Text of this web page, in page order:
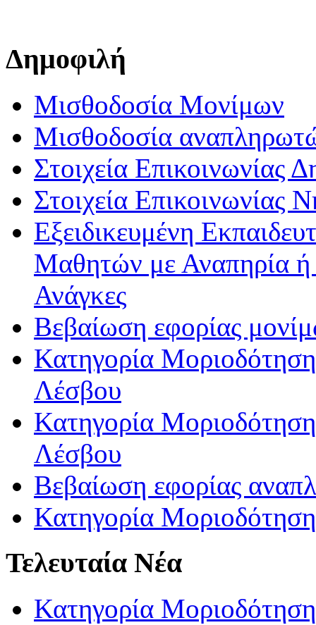
Δημοφιλή
Μισθοδοσία Μονίμων
Μισθοδοσία
Στοιχεία Επικοινωνίας
Στοιχεία Επικοινωνίας
Εξειδικευμένη
Μαθητών με Αναπηρία ή /
Ανάγκες
Βεβαίωση εφορίας
Κατηγορία
Λέσβου
Κατηγορία
Λέσβου
Βεβαίωση εφορίας
Κατηγορία
Τελευταία Νέα
Κατηγορία